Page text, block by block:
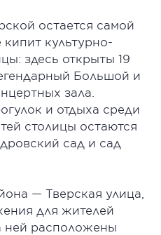
остается самой
кипит культурно-
здесь открыты 19
Большой и
зала.
и отдыха среди
столицы остаются
сад и сад
— Тверская улица,
для жителей
ней расположены